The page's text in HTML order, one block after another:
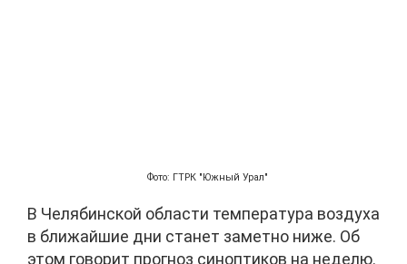
Фото: ГТРК "Южный Урал"
В Челябинской области температура воздуха
в ближайшие дни станет заметно ниже. Об
этом говорит прогноз синоптиков на неделю.